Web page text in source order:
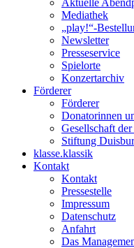
Aktuelle
Mediathek
„play!“-
Newsletter
Presseservice
Spielorte
Konzertarchiv
Förderer
Förderer
Donatorinnen
Gesellschaft
Stiftung
klasse.klassik
Kontakt
Kontakt
Pressestelle
Impressum
Datenschutz
Anfahrt
Das